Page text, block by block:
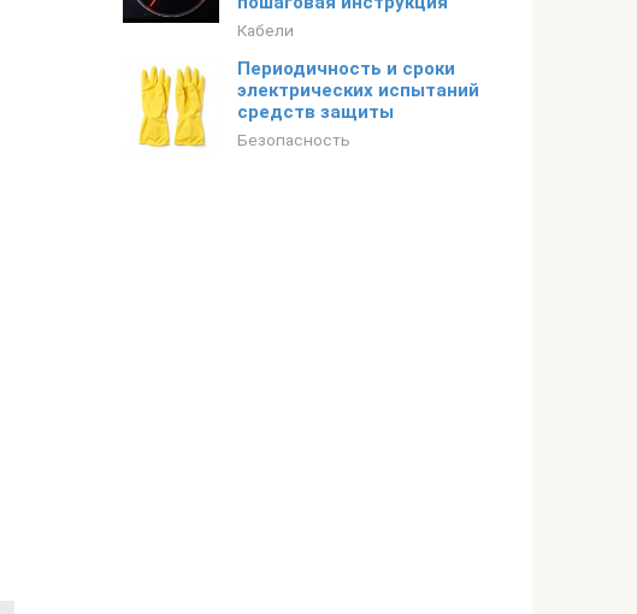
Кабели
Периодичность и сроки
электрических испытаний
средств защиты
Безопасность